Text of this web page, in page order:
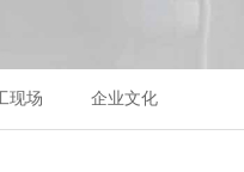
现场 企业文化